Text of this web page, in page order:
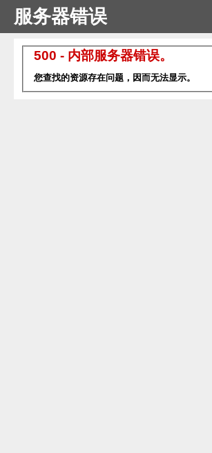
服务器错误
500 - 内部服务器错误。
您查找的资源存在问题，因而无法显示。